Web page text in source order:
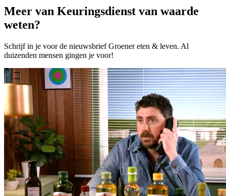
Meer van Keuringsdienst van waarde
weten?
Schrijf in je voor de nieuwsbrief Groener eten & leven. Al
duizenden mensen gingen je voor!